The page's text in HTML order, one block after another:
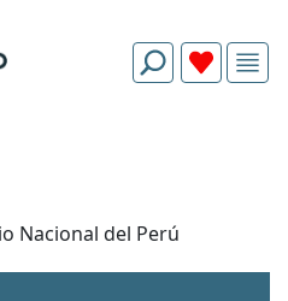
Nacional del Perú